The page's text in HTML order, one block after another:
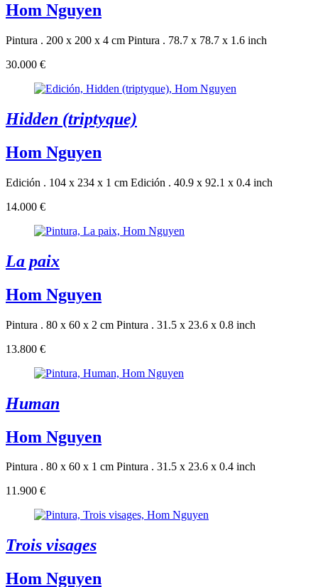
Hom Nguyen
Pintura . 200 x 200 x 4 cm Pintura . 78.7 x 78.7 x 1.6 inch
30.000 €
Hidden (triptyque)
Hom Nguyen
Edición . 104 x 234 x 1 cm Edición . 40.9 x 92.1 x 0.4 inch
14.000 €
La paix
Hom Nguyen
Pintura . 80 x 60 x 2 cm Pintura . 31.5 x 23.6 x 0.8 inch
13.800 €
Human
Hom Nguyen
Pintura . 80 x 60 x 1 cm Pintura . 31.5 x 23.6 x 0.4 inch
11.900 €
Trois visages
Hom Nguyen